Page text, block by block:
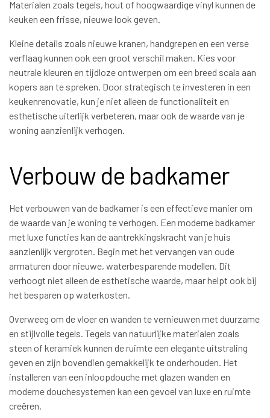
Materialen zoals tegels, hout of hoogwaardige vinyl kunnen de
keuken een frisse, nieuwe look geven.
Kleine details zoals nieuwe kranen, handgrepen en een verse
verflaag kunnen ook een groot verschil maken. Kies voor
neutrale kleuren en tijdloze ontwerpen om een breed scala aan
kopers aan te spreken. Door strategisch te investeren in een
keukenrenovatie, kun je niet alleen de functionaliteit en
esthetische uiterlijk verbeteren, maar ook de waarde van je
woning aanzienlijk verhogen.
Verbouw de badkamer
Het verbouwen van de badkamer is een effectieve manier om
de waarde van je woning te verhogen. Een moderne badkamer
met luxe functies kan de aantrekkingskracht van je huis
aanzienlijk vergroten. Begin met het vervangen van oude
armaturen door nieuwe, waterbesparende modellen. Dit
verhoogt niet alleen de esthetische waarde, maar helpt ook bij
het besparen op waterkosten.
Overweeg om de vloer en wanden te vernieuwen met duurzame
en stijlvolle tegels. Tegels van natuurlijke materialen zoals
steen of keramiek kunnen de ruimte een elegante uitstraling
geven en zijn bovendien gemakkelijk te onderhouden. Het
installeren van een inloopdouche met glazen wanden en
moderne douchesystemen kan een gevoel van luxe en ruimte
creëren.